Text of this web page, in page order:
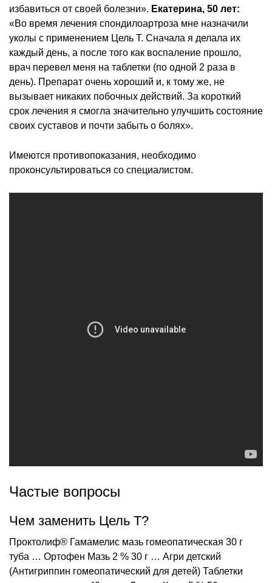
избавиться от своей болезни». Екатерина, 50 лет:
«Во время лечения спондилоартроза мне назначили
уколы с применением Цель Т. Сначала я делала их
каждый день, а после того как воспаление прошло,
врач перевел меня на таблетки (по одной 2 раза в
день). Препарат очень хороший и, к тому же, не
вызывает никаких побочных действий. За короткий
срок лечения я смогла значительно улучшить состояние
своих суставов и почти забыть о болях».
Имеются противопоказания, необходимо
проконсультироваться со специалистом.
Частые вопросы
Чем заменить Цель Т?
Проктолиф® Гамамелис мазь гомеопатическая 30 г
туба … Ортофен Мазь 2 % 30 г … Агри детский
(Антигриппин гомеопатический для детей) Таблетки